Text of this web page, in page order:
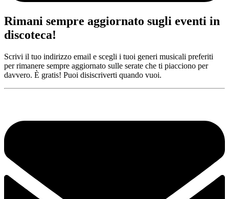
Rimani sempre aggiornato sugli eventi in
discoteca!
Scrivi il tuo indirizzo email e scegli i tuoi generi musicali preferiti
per rimanere sempre aggiornato sulle serate che ti piacciono per
davvero. È gratis! Puoi disiscriverti quando vuoi.